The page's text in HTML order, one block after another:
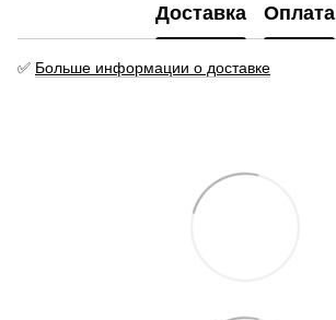
Доставка Оплата
✅ Больше информации о доставке